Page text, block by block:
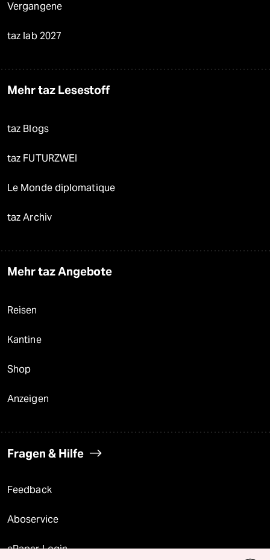
Vergangene
taz lab 2027
Mehr taz Lesestoff
taz Blogs
taz FUTURZWEI
Le Monde diplomatique
taz Archiv
Mehr taz Angebote
Reisen
Kantine
Shop
Anzeigen
Fragen & Hilfe
Feedback
Aboservice
ePaper Login